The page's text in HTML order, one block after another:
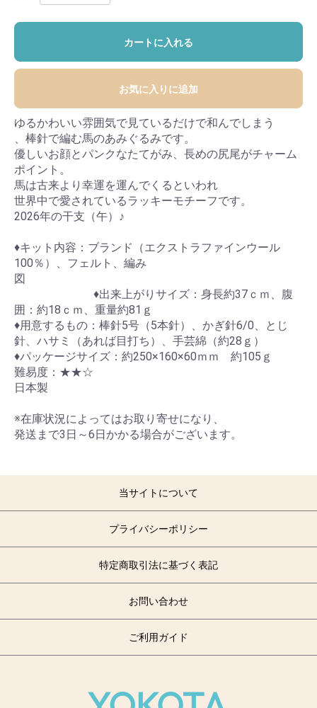
カートに入れる
お気に入りに追加
ゆるかわいい雰囲気で見ているだけで和んでしまう
、棒針で編む馬のあみぐるみです。
優しいお顔とパンクなたてがみ、長めの尻尾がチャーム
ポイント。
馬は古来より幸運を運んでくるといわれ
世界中で愛されているラッキーモチーフです。
2026年の干支（午）♪
♦キット内容：ブランド（エクストラファインウール
100％）、フェルト、編み
♦出来上がりサイズ：身長約37ｃｍ、腹
囲：約18ｃｍ、重量約81ｇ
♦用意するもの：棒針5号（5本針）、かぎ針6/0、とじ
針、ハサミ（あれば目打ち）、手芸綿（約28ｇ）
♦パッケージサイズ：約250×160×60ｍｍ 約105ｇ
難易度：★★☆
日本製
※在庫状況によってはお取り寄せになり、
発送まで3日～6日かかる場合がございます。
当サイトについて
プライバシーポリシー
特定商取引法に基づく表記
お問い合わせ
ご利用ガイド